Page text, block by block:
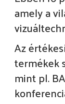
amely a
Az
termékek
mint pl.